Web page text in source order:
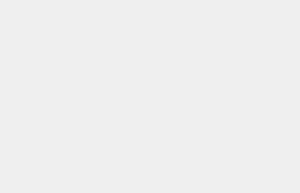
183.164 milyon TL seviyesinde
%3 artışla 5,8 milyon
...
183.164 milyon TL